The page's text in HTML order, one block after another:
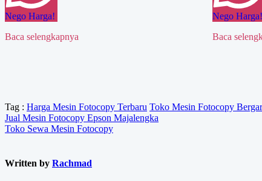
Nego Harga!
Baca selengkapnya
Nego Harga!
Baca
Tag : Harga Mesin Fotocopy Terbaru Toko Mesin Fotocopy
Navigasi
pos
Jual Mesin Fotocopy Epson Majalengka
Toko Sewa Mesin Fotocopy
Written by Rachmad